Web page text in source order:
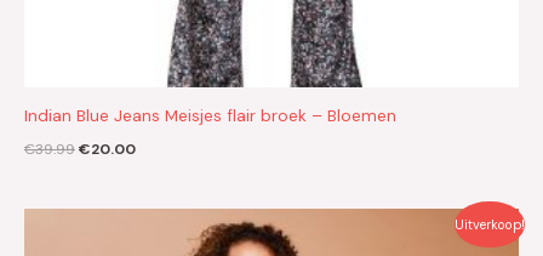
Indian Blue Jeans Meisjes flair broek – Bloemen
€39.99€20.00
Uitverkoop!